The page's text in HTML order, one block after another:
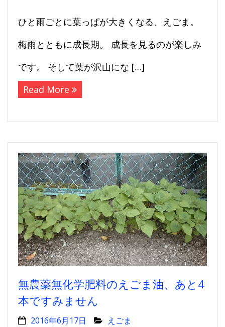
ひと雨ごとに葉っぱが大きくなる、えごま。
梅雨とともに成長期。 成長を見るのが楽しみ
です。 そして葉が沢山にな […]
Read More
無農薬無化学肥料のえごま油、あと4
本ですみません
2016年6月17日 えごま